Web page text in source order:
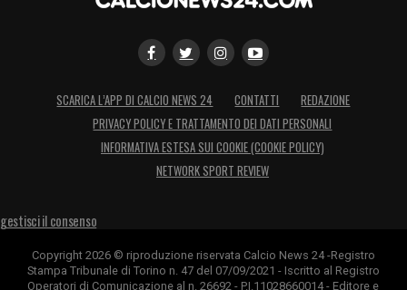
SCARICA L’APP DI CALCIO NEWS 24 CONTATTI
REDAZIONE
PRIVACY POLICY E TRATTAMENTO DEI DATI PERSONALI
INFORMATIVA ESTESA SUI COOKIE (COOKIE POLICY)
NETWORK SPORT REVIEW
gestisci il consenso
Copyright 2026 © riproduzione riservata Calcio News 24 -Registro
Stampa Tribunale di Torino n. 47 del 07/09/2021 - Iscritto al Registro
Operatori di Comunicazione al n. 26692 - P.I.11028660014 - Editore e